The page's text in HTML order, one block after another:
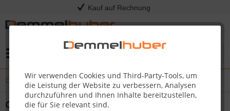
Kauf auf Rechnung
Wir verwenden Cookies und Third-Party-Tools, um
die Leistung der Website zu verbessern, Analysen
durchzuführen und Ihnen Inhalte bereitzustellen,
die für Sie relevant sind.
Changelog - Änderungen Kress RTKn Firmware 1.3.12.+10
Changelog - Änderungen Kress RTKn Firmware